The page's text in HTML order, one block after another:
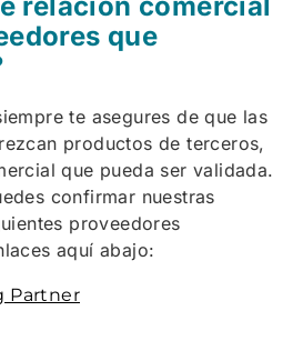
que
te asegures de que las
productos de terceros,
que pueda ser validada.
confirmar nuestras
proveedores
aquí abajo:
Partner